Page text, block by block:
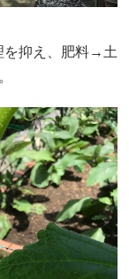
を抑え、肥料→土